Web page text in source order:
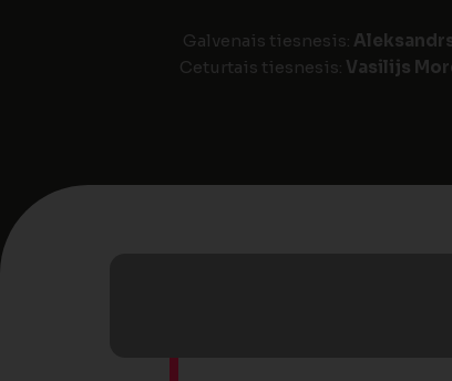
Galvenais tiesnesis:
Ceturtais tiesnesis: Vasilijs